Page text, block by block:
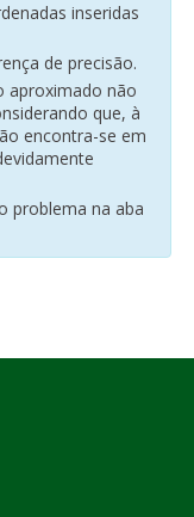
inseridas
de precisão.
aproximado não
que, à
encontra-se em
problema na aba